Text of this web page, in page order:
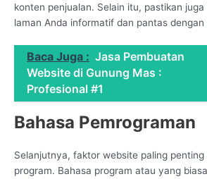
konten penjualan. Selain itu, pastikan
laman Anda informatif dan pantas dengan
Baca Juga : Jasa Pembuatan
Website di Gunung Mas :
Profesional #1
Bahasa Pemrograman
Selanjutnya, faktor website paling penting
program. Bahasa program atau yang